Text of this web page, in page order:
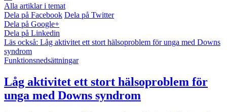
Alla artiklar i temat
Dela på Facebook Dela på Twitter
Dela på Google+
Dela på Linkedin
Läs också: Låg aktivitet ett stort hälsoproblem för unga med Downs
syndrom
Funktionsnedsättningar
Låg aktivitet ett stort hälsoproblem för
unga med Downs syndrom